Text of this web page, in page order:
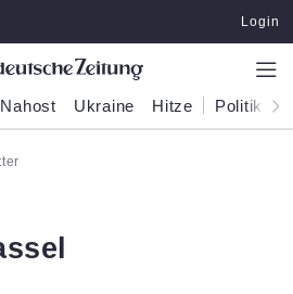
Login
Nahost Ukraine Hitze Politik